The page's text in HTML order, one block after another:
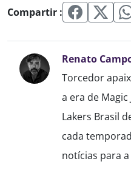
Compartir :
Renato
Torcedor
a era de
Lakers Brasil
cada
notícias para